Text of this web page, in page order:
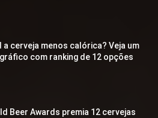
a cerveja menos calórica? Veja um
com ranking de 12 opções
Beer Awards premia 12 cervejas